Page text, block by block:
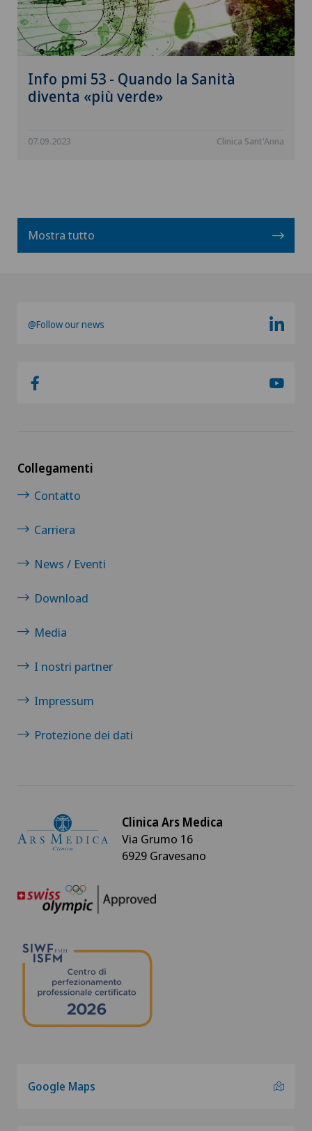
Info pmi 53 - Quando la Sanità
diventa «più verde»
07.09.2023 Clinica Sant'Anna
Mostra tutto
@Follow our news
Collegamenti
Contatto
Carriera
News / Eventi
Download
Media
I nostri partner
Impressum
Protezione dei dati
Clinica Ars Medica
Via Grumo 16
6929 Gravesano
Google Maps